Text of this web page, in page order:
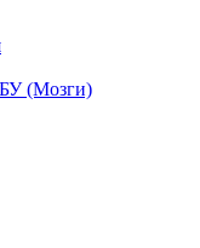
(Мозги)